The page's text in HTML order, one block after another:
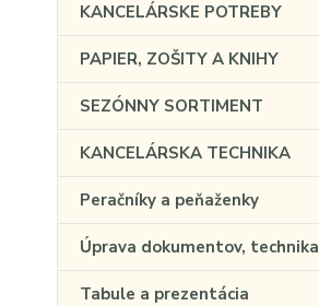
KANCELÁRSKE POTREBY
PAPIER, ZOŠITY A KNIHY
SEZÓNNY SORTIMENT
KANCELÁRSKA TECHNIKA
Peračníky a peňaženky
Úprava dokumentov, technika
Tabule a prezentácia